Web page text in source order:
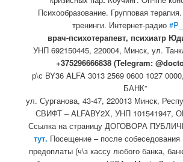
Психообразование. Групповая
тренинги. Интернет-радио
врач-психотерапевт, психиатр
УНП 692150445, 220004, Минск, ул.
+375296666838 (Telegram:
р\с BY36 ALFA 3013 2569 0600 1027
БАНК”
ул. Сурганова, 43-47, 220013 Минск,
СВИФТ – ALFABY2X, УНП 101541947,
Ссылка на страницу ДОГОВОРА
тут. Посещение – после
предоплаты (ч\з кассу любого банка,